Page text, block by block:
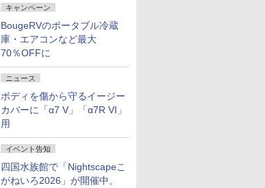
キャンペーン
BougeRVのポータブル冷蔵
庫・エアコンなど最大
70％OFFに
ニュース
ボディを傷から守るイージー
カバーに「α7 V」「α7R VI」
用
イベント告知
四国水族館で「Nightscapeこ
がねいろ2026」が開催中。